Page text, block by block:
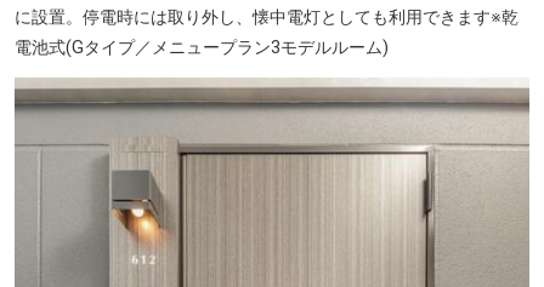
に設置。停電時には取り外し、懐中電灯としても利用できます※乾
電池式(Gタイプ／メニュープラン3モデルルーム)